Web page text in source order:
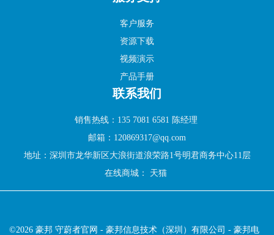
客户服务
资源下载
视频演示
产品手册
联系我们
销售热线：135 7081 6581 陈经理
邮箱：120869317@qq.com
地址：深圳市龙华新区大浪街道浪荣路1号明君商务中心11层
在线商城： 天猫
©2026 豪邦 守蔚者官网 - 豪邦信息技术（深圳）有限公司 - 豪邦电